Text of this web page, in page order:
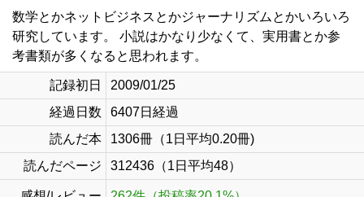
数学とかネットビジネスとかジャーナリズムとかいろいろ
研究しています。 小説はかなり少なくて、実用書とか参
考書類が多くなると思われます。
記録初日
2009/01/25
経過日数
6407日経過
読んだ本
1306冊（1日平均0.20冊)
読んだページ
312436（1日平均48）